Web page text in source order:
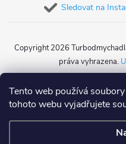
Tento web používá
tohoto webu vyjadřujete
Sledovat na
Copyright 2026
práva vyhrazena.